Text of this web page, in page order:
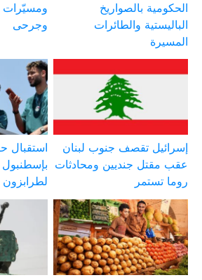
الحكومية بالصواريخ
الباليستية والطائرات
المسيرة
وجرحى
إسرائيل تقصف جنوب لبنان
عقب مقتل جنديين ومحادثات
روما تستمر
استقبال
لطرابزون